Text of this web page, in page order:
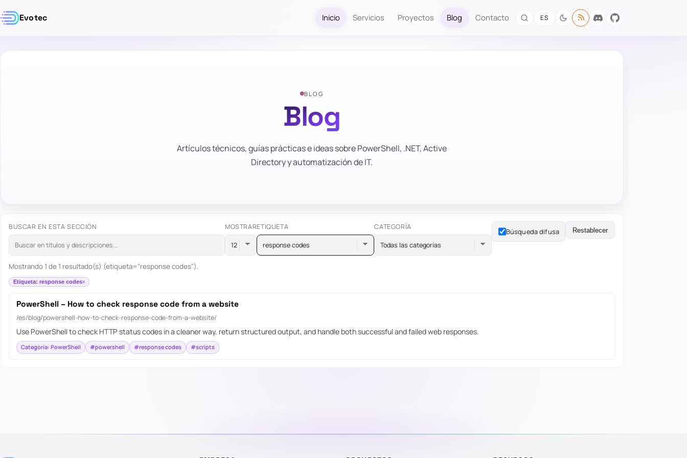
Evotec Inicio Servicios Proyectos Blog Contacto ES
BLOG
Blog
Artículos técnicos, guías prácticas e ideas sobre PowerShell, .NET, Active
Directory y automatización de IT.
BUSCAR EN ESTA SECCIÓN MOSTRARETIQUETA
response codes
CATEGORÍA
Todas las categorías
Búsqueda difusa Restablecer
Mostrando 1 de 1 resultado(s) (etiqueta="response codes").
Etiqueta: response codes
PowerShell – How to check response code from a website
/es/blog/powershell-how-to-check-response-code-from-a-website/
Use PowerShell to check HTTP status codes in a cleaner way, return structured output, and handle both successful and failed web responses.
Categoría: PowerShell #powershell #response codes #scripts